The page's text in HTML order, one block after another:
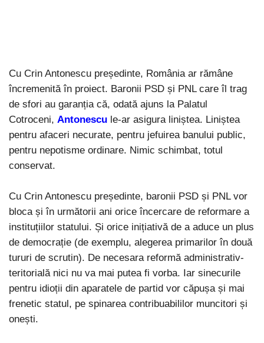
Cu Crin Antonescu președinte, România ar rămâne
încremenită în proiect. Baronii PSD și PNL care îl trag
de sfori au garanția că, odată ajuns la Palatul
Cotroceni, Antonescu le-ar asigura liniștea. Liniștea
pentru afaceri necurate, pentru jefuirea banului public,
pentru nepotisme ordinare. Nimic schimbat, totul
conservat.
Cu Crin Antonescu președinte, baronii PSD și PNL vor
bloca și în următorii ani orice încercare de reformare a
instituțiilor statului. Și orice inițiativă de a aduce un plus
de democrație (de exemplu, alegerea primarilor în două
tururi de scrutin). De necesara reformă administrativ-
teritorială nici nu va mai putea fi vorba. Iar sinecurile
pentru idioții din aparatele de partid vor căpușa și mai
frenetic statul, pe spinarea contribuabililor muncitori și
onești.